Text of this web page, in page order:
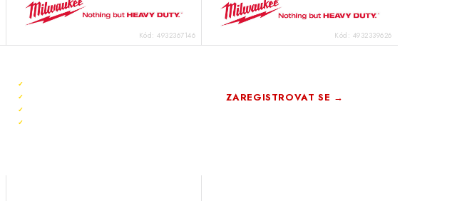
Kód:4932367146 Kód: 4932339626
✓
✓
✓
✓
ZAREGISTROVAT SE →